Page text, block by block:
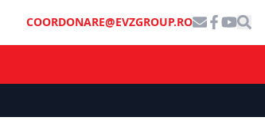
COORDONARE@EVZGROUP.RO